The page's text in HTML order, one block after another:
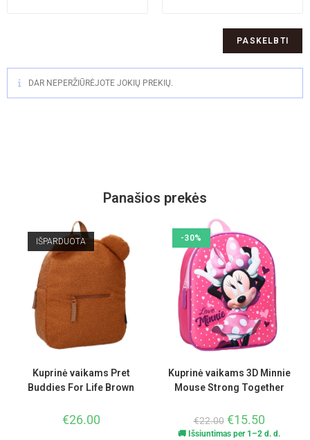
DAR NEPERŽIŪRĖJOTE JOKIŲ PREKIŲ.
Panašios prekės
IŠPARDUOTA
Kuprinė vaikams Pret
Buddies For Life Brown
€26.00
-30%
Kuprinė vaikams 3D Minnie
Mouse Strong Together
€22.00 €15.50
🚚 Išsiuntimas per 1–2 d. d.